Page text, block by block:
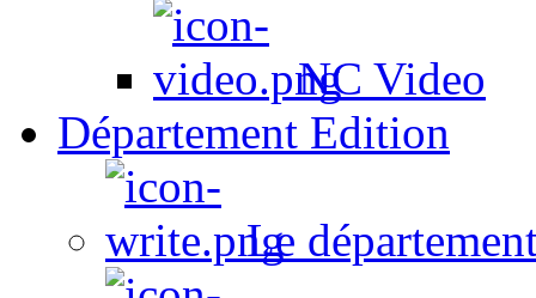
NC Video
Département Edition
Le